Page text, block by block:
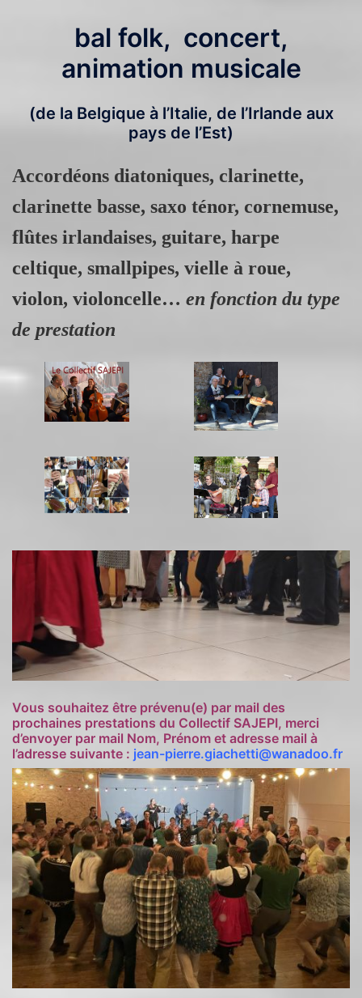
bal folk, concert,
animation musicale
(de la Belgique à l’Italie, de l’Irlande aux
pays de l’Est)
Accordéons diatoniques, clarinette,
clarinette basse, saxo ténor, cornemuse,
flûtes irlandaises, guitare, harpe
celtique, smallpipes, vielle à roue,
violon, violoncelle… en fonction du type
de prestation
Vous souhaitez être prévenu(e) par mail des
prochaines prestations du Collectif SAJEPI, merci
d’envoyer par mail Nom, Prénom et adresse mail à
l’adresse suivante : jean-pierre.giachetti@wanadoo.fr